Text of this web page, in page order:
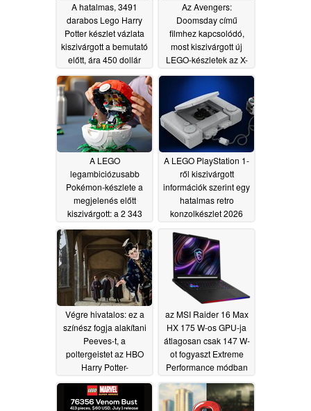
A hatalmas, 3491
darabos Lego Harry
Potter készlet vázlata
kiszivárgott a bemutató
előtt, ára 450 dollár
07/30/2026
Az Avengers:
Doomsday című
filmhez kapcsolódó,
most kiszivárgott új
LEGO-készletek az X-
és még sok más
karaktert mutatnak be
07/17/2026
A LEGO
legambiciózusabb
Pokémon-készlete a
megjelenés előtt
kiszivárgott: a 2 343
egy egész világot rejt
magában07/07/2026
A LEGO PlayStation 1-
ről kiszivárgott
információk szerint egy
hatalmas retro
konzolkészlet 2026
meg06/22/2026
Végre hivatalos: ez a
színész fogja alakítani
Peeves-t, a
poltergeistet az HBO
Harry Potter-
06/18/2026
az MSI Raider 16 Max
HX 175 W-os GPU-ja
átlagosan csak 147 W-
ot fogyaszt Extreme
Performance módban
06/09/2026